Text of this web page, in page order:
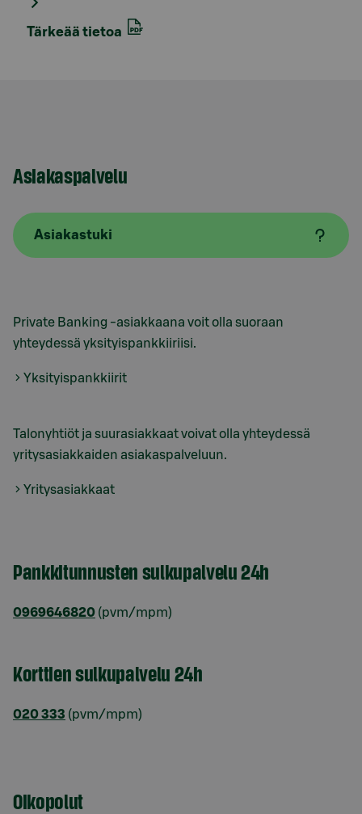
Tärkeää tietoa
Asiakaspalvelu
Asiakastuki
Private Banking -asiakkaana voit olla suoraan
yhteydessä yksityispankkiiriisi.
Yksityispankkiirit
Talonyhtiöt ja suurasiakkaat voivat olla yhteydessä
yritysasiakkaiden asiakaspalveluun.
Yritysasiakkaat
Pankkitunnusten sulkupalvelu 24h
0969646820 (pvm/mpm)
Korttien sulkupalvelu 24h
020 333 (pvm/mpm)
Oikopolut